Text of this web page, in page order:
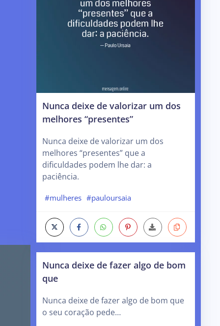
Nunca deixe de valorizar um dos
melhores “presentes”
Nunca deixe de valorizar um dos
melhores “presentes” que a
dificuldades podem lhe dar: a
paciência.
#mulheres #pauloursaia
Nunca deixe de fazer algo de bom
que
Nunca deixe de fazer algo de bom que
o seu coração pede…